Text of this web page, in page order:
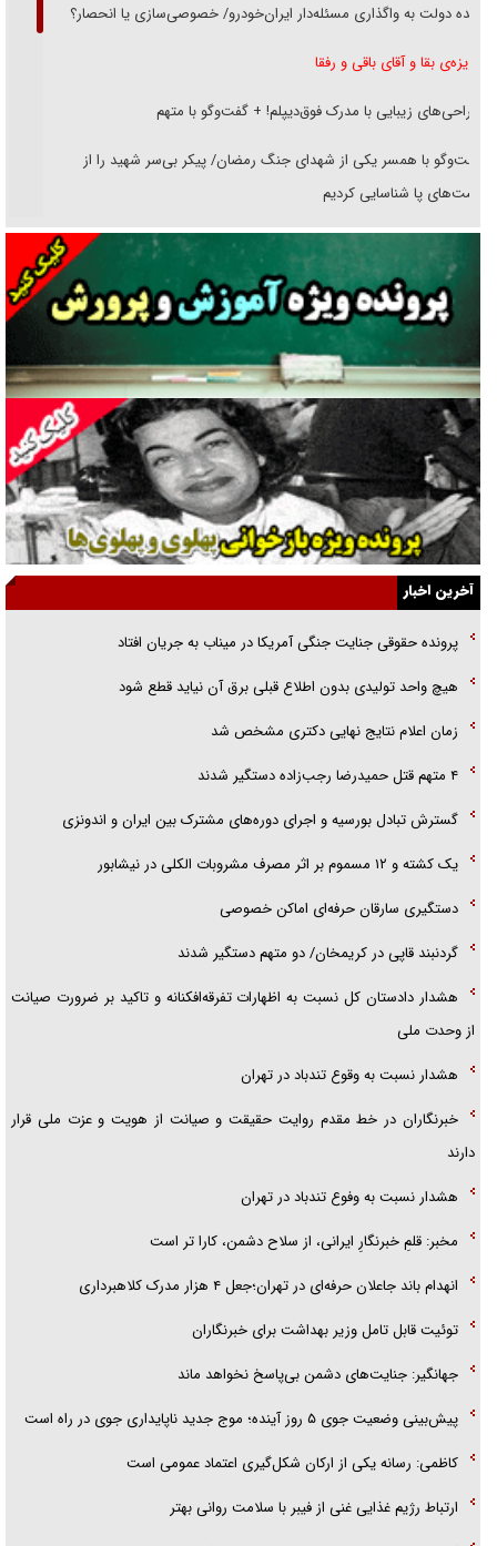
دنده دولت به واگذاری مسئله‌دار ایران‌خودرو/ خصوصی‌سازی یا انحصار؟
غریزه‌ی بقا و آقای باقی و رفقا
جراحی‌های زیبایی با مدرک فوق‌دیپلم! + گفت‌وگو با متهم
گفت‌وگو با همسر یکی از شهدای جنگ رمضان/ پیکر بی‌سر شهید را از
انگشت‌های پا شناسایی کردیم
نسلی که آنلاین الگو می‌گیرد
گفت‌وگو با آیت‌الله جاودان/ جفای مخالفان مکانت معنوی رهبر شهید را
ارتقا می‌داد
راننده مست به قانون می‌خندد
همه آقای دوربینی شده‌ایم!
قصه ناتمام سرویس مدارس
آیا مقاومت فلسطین خلع‌سلاح می‌شود؟
الگوی وحدت‌آفرین در ادراک سیاست خارجی
گفتگوی دکتر اخوان مدیرمسئول روزنامه جوان با برنامه تلویزیونی «نبرد
هرمز»
امام حسین (ع) کشته سیرت‌های عصر جاهلی شد
فریاد‌ها و ناله‌های دوستان مبارزدلم را آتش می‌زد
آخرین اخبار
پرونده حقوقی جنایت جنگی آمریکا در میناب به جریان افتاد
هیچ واحد تولیدی بدون اطلاع قبلی برق آن نیاید قطع شود
زمان اعلام نتایج نهایی دکتری مشخص شد
۴ متهم قتل حمیدرضا رجب‌زاده دستگیر شدند
گسترش تبادل بورسیه و اجرای دوره‌های مشترک بین ایران و اندونزی
یک کشته و ۱۲ مسموم بر اثر مصرف مشروبات الکلی در نیشابور
دستگیری سارقان حرفه‌ای اماکن خصوصی
گردنبند قاپی در کریمخان/ دو متهم دستگیر شدند
هشدار دادستان کل نسبت به اظهارات تفرقه‌افکنانه و تاکید بر ضرورت صیانت
از وحدت ملی
هشدار نسبت به وقوع تندباد در تهران
خبرنگاران در خط مقدم روایت حقیقت و صیانت از هویت و عزت ملی قرار
دارند
هشدار نسبت به وفوع تندباد در تهران
مخبر: قلمِ خبرنگارِ ایرانی، از سلاح دشمن، کارا تر است
انهدام باند جاعلان حرفه‌ای در تهران؛جعل ۴ هزار مدرک کلاهبرداری
توئیت قابل تامل وزیر بهداشت برای خبرنگاران
جهانگیر: جنایت‌های دشمن بی‌پاسخ نخواهد ماند
پیش‌بینی وضعیت جوی ۵ روز آینده؛ موج جدید ناپایداری جوی در راه است
کاظمی: رسانه یکی از ارکان شکل‌گیری اعتماد عمومی است
ارتباط رژیم غذایی غنی از فیبر با سلامت روانی بهتر